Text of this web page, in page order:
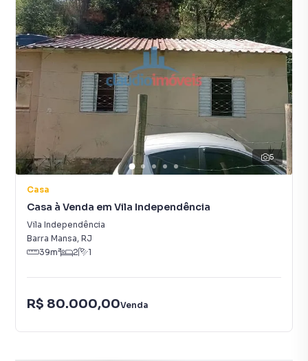
5
Casa
Casa à Venda em Vila Independência
Vila Independência
Barra Mansa, RJ
39m² 2 1
R$ 80.000,00Venda